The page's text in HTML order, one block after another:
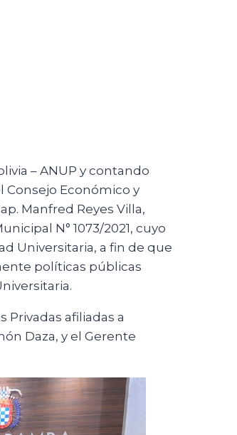
– ANUP y contando
Económico y
Manfred Reyes Villa,
N° 1073/2021, cuyo
Universitaria, a fin de que
políticas públicas
Privadas afiliadas a
Daza, y el Gerente